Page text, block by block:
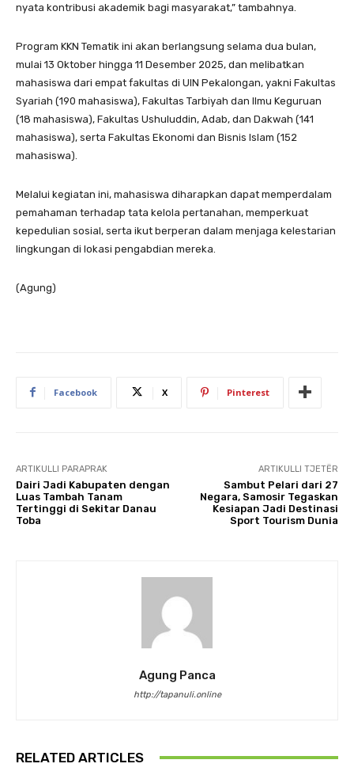
nyata kontribusi akademik bagi masyarakat,” tambahnya.
Program KKN Tematik ini akan berlangsung selama dua bulan,
mulai 13 Oktober hingga 11 Desember 2025, dan melibatkan
mahasiswa dari empat fakultas di UIN Pekalongan, yakni Fakultas
Syariah (190 mahasiswa), Fakultas Tarbiyah dan Ilmu Keguruan
(18 mahasiswa), Fakultas Ushuluddin, Adab, dan Dakwah (141
mahasiswa), serta Fakultas Ekonomi dan Bisnis Islam (152
mahasiswa).
Melalui kegiatan ini, mahasiswa diharapkan dapat memperdalam
pemahaman terhadap tata kelola pertanahan, memperkuat
kepedulian sosial, serta ikut berperan dalam menjaga kelestarian
lingkungan di lokasi pengabdian mereka.
(Agung)
Facebook X Pinterest
ARTIKULLI PARAPRAK
Dairi Jadi Kabupaten dengan
Luas Tambah Tanam
Tertinggi di Sekitar Danau
Toba
ARTIKULLI TJETËR
Sambut Pelari dari 27
Negara, Samosir Tegaskan
Kesiapan Jadi Destinasi
Sport Tourism Dunia
Agung Panca
http://tapanuli.online
RELATED ARTICLES